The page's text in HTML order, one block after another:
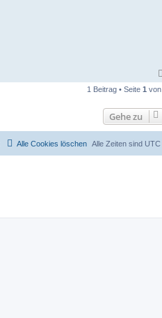
1 Beitrag • Seite 1 von
Gehe zu
Alle Zeiten sind UTC
Alle Cookies löschen